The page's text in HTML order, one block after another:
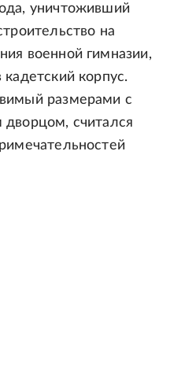
уничтоживший
на
военной гимназии,
корпус.
размерами с
считался